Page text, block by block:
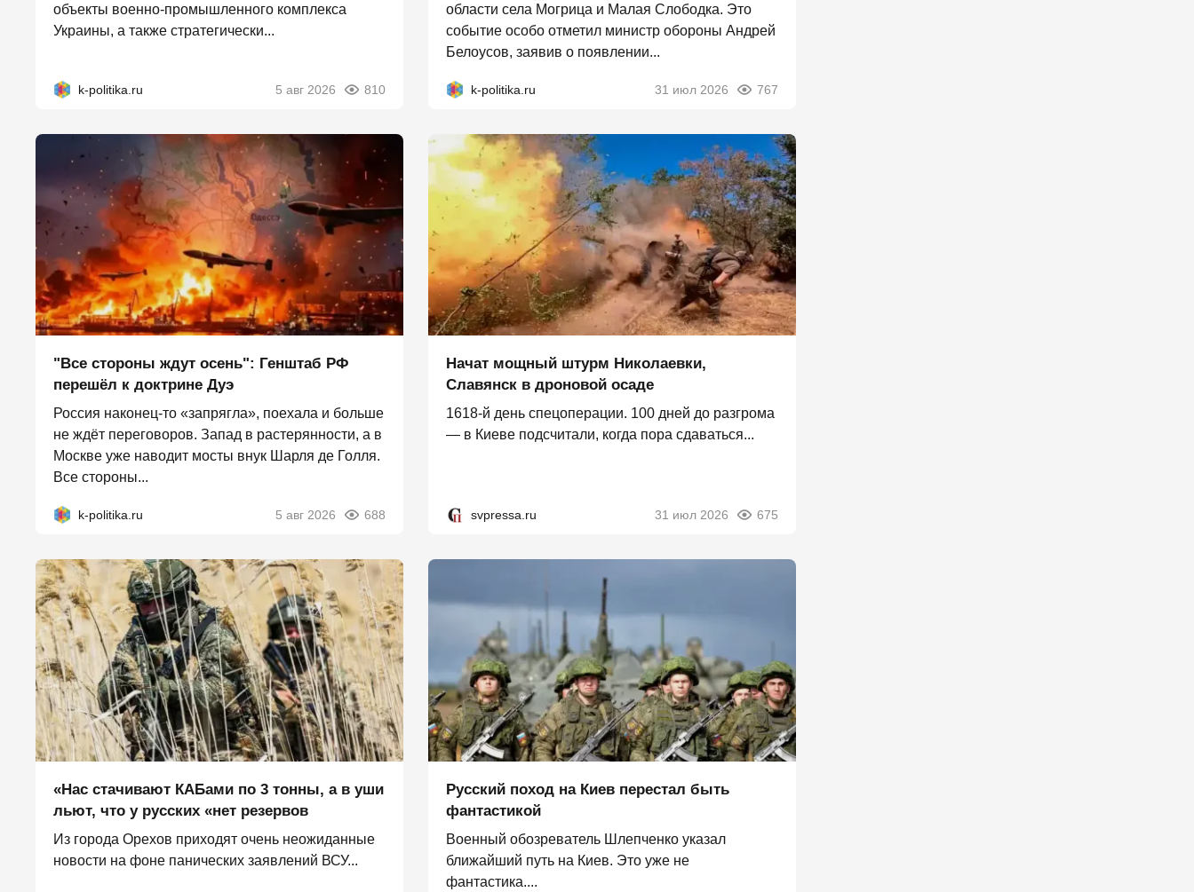
объекты военно-промышленного комплекса
Украины, а также стратегически...
k-politika.ru 5 авг 2026 810
области села Могрица и Малая Слободка. Это
событие особо отметил министр обороны Андрей
Белоусов, заявив о появлении...
k-politika.ru 31 июл 2026 767
"Все стороны ждут осень": Генштаб РФ
перешёл к доктрине Дуэ
Россия наконец-то «запрягла», поехала и больше
не ждёт переговоров. Запад в растерянности, а в
Москве уже наводит мосты внук Шарля де Голля.
Все стороны...
k-politika.ru 5 авг 2026 688
Начат мощный штурм Николаевки,
Славянск в дроновой осаде
1618-й день спецоперации. 100 дней до разгрома
— в Киеве подсчитали, когда пора сдаваться...
svpressa.ru 31 июл 2026 675
«Нас стачивают КАБами по 3 тонны, а в уши
льют, что у русских «нет резервов
Из города Орехов приходят очень неожиданные
новости на фоне панических заявлений ВСУ...
Русский поход на Киев перестал быть
фантастикой
Военный обозреватель Шлепченко указал
ближайший путь на Киев. Это уже не
фантастика....